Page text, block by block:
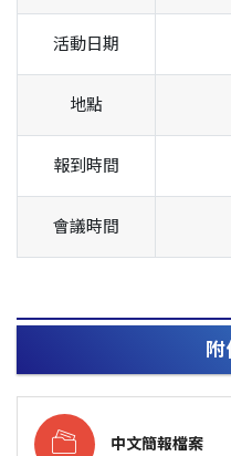
活動日期
地點
報到時間
會議時間
中文簡報檔案